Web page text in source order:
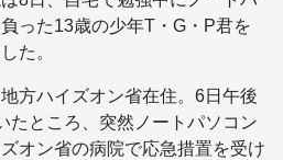
った13歳の少年T・G・P君を
た。
方ハイズオン省在住。6日午後
たところ、突然ノートパソコン
オン省の病院で応急措置を受け